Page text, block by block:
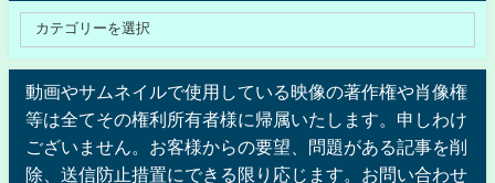
動画やサムネイルで使用している映像の著作権や肖像権
等は全てその権利所有者様に帰属いたします。申しわけ
ございません。お客様からの要望、問題がある記事を削
除、送信防止措置にできる限り応じます。お問い合わせ